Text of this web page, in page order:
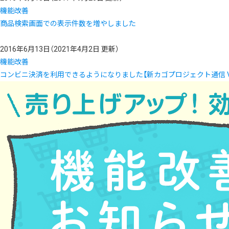
機能改善
商品検索画面での表示件数を増やしました
2016年6月13日 （2021年4月2日 更新）
機能改善
コンビニ決済を利用できるようになりました【新カゴプロジェクト通信